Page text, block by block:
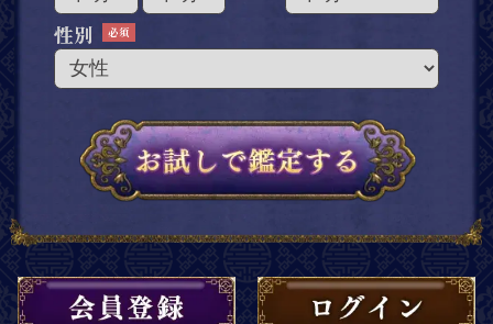
性別
出生時間 出生地